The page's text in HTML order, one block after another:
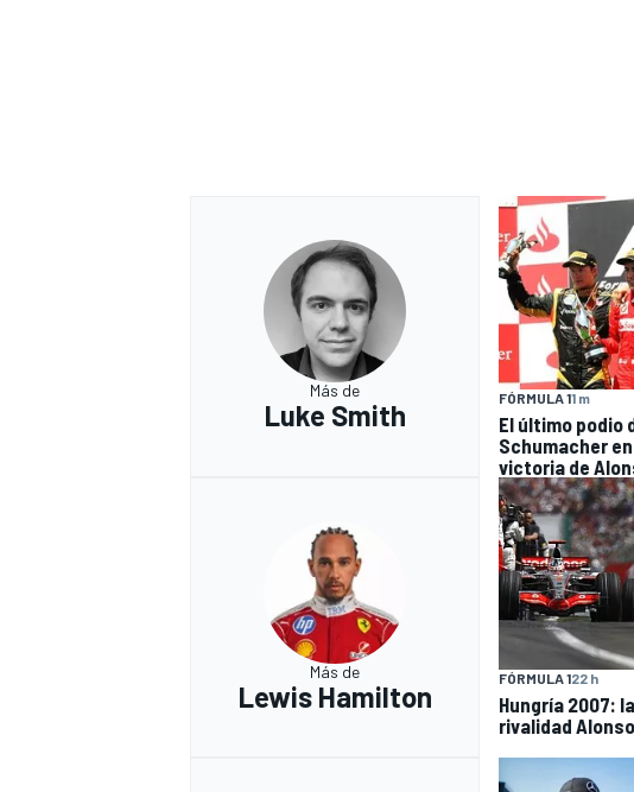
Más de
Luke Smith
FÓRMULA 11 m
El último podio
Schumacher
victoria de
Más de
Lewis Hamilton
FÓRMULA 122 h
Hungría 2007:
rivalidad